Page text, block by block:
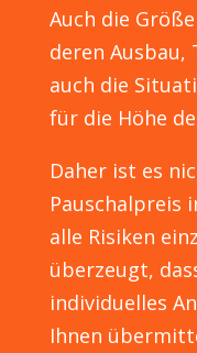
Auch die
deren
auch die
für die Höhe
Daher ist es
Pauschalpreis
alle Risiken
überzeugt,
individuelles
Ihnen